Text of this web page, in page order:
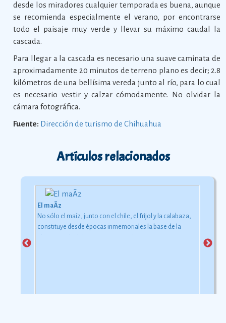
desde los miradores cualquier temporada es buena, aunque
se recomienda especialmente el verano, por encontrarse
todo el paisaje muy verde y llevar su máximo caudal la
cascada.
Para llegar a la cascada es necesario una suave caminata de
aproximadamente 20 minutos de terreno plano es decir; 2.8
kilómetros de una bellísima vereda junto al río, para lo cual
es necesario vestir y calzar cómodamente. No olvidar la
cámara fotográfica.
Fuente: Dirección de turismo de Chihuahua
Artículos relacionados
El maÃ­z
No sólo el maíz, junto con el chile, el frijol y la calabaza,
constituye desde épocas inmemoriales la base de la